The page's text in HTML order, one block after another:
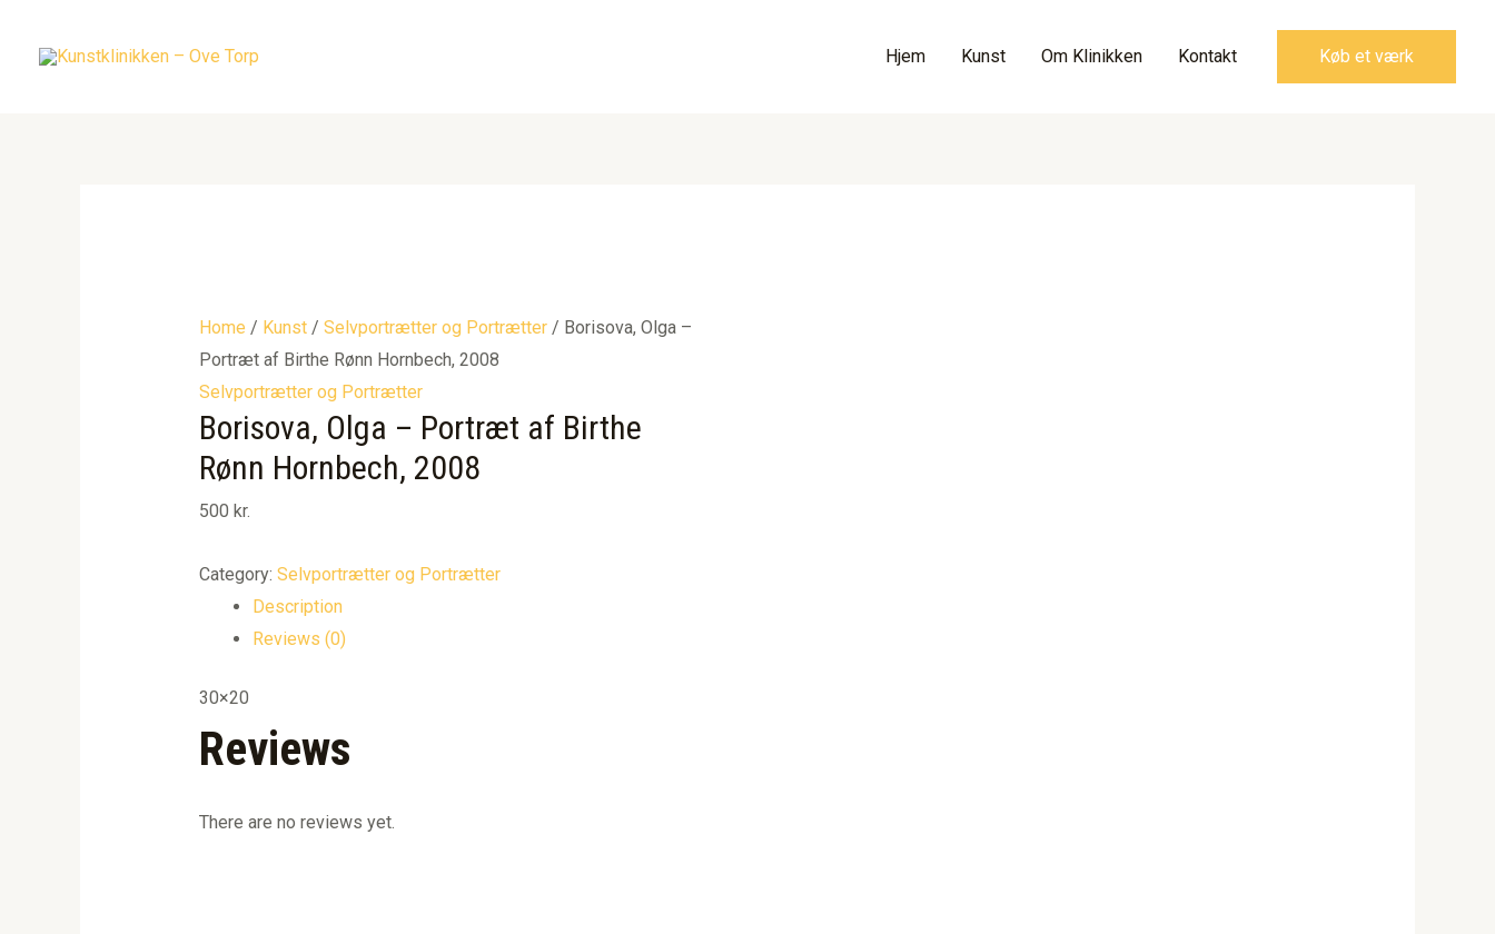
Hjem Kunst Om Klinikken Kontakt Køb et værk
Home / Kunst/ Selvportrætter og Portrætter/ Borisova, Olga –
Portræt af Birthe Rønn Hornbech, 2008
Selvportrætter og Portrætter
Borisova, Olga – Portræt af Birthe
Rønn Hornbech, 2008
500 kr.
Category: Selvportrætter og Portrætter
Description
Reviews (0)
30×20
Reviews
There are no reviews yet.